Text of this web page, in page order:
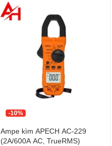
-10%
Ampe kìm APECH AC-229
(2A/600A AC, TrueRMS)